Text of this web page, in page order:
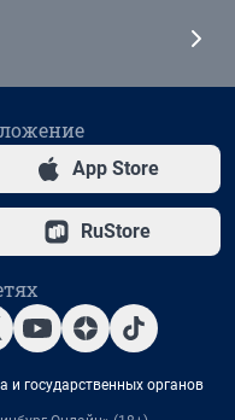
App Store
RuStore
и государственных органов